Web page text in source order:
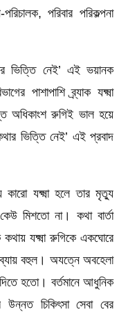
পরিবার পরিকল্পনা
ভিত্তি নেই’ এই ভয়ানক
পাশাপাশি ব্র্যাক যক্ষ্মা
অধিকাংশ রুগিই ভাল হয়ে
ভিত্তি নেই’ এই প্রবাদ
কারো যক্ষ্মা হলে তার মৃত্যু
মিশতো না। কথা বার্তা
যক্ষ্মা রুগিকে একঘোরে
ব্যায় বহুল। অযত্নে অবহেলা
হতো। বর্তমানে আধুনিক
উন্নত চিকিৎসা সেবা বের